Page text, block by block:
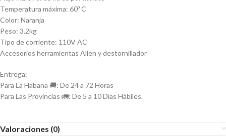
Temperatura máxima: 60º C
Color: Naranja
Peso: 3.2kg
Tipo de corriente: 110V AC
Accesorios herramientas Allen y destornillador
Entrega:
Para La Habana 🚚: De 24 a 72 Horas
Para Las Provincias 🚛: De 5 a 10 Días Hábiles.
Valoraciones (0)